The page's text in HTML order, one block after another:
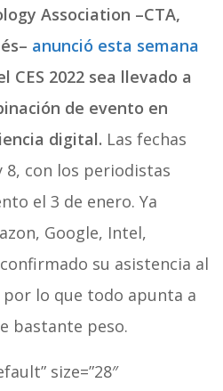
Association –CTA,
anunció esta semana
CES 2022 sea llevado a
de evento en
digital. Las fechas
8, con los periodistas
el 3 de enero. Ya
Google, Intel,
su asistencia al
por lo que todo apunta a
bastante peso.
size=”28″